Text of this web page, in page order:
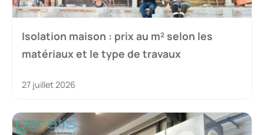
Isolation maison : prix au m² selon les
matériaux et le type de travaux
27 juillet 2026